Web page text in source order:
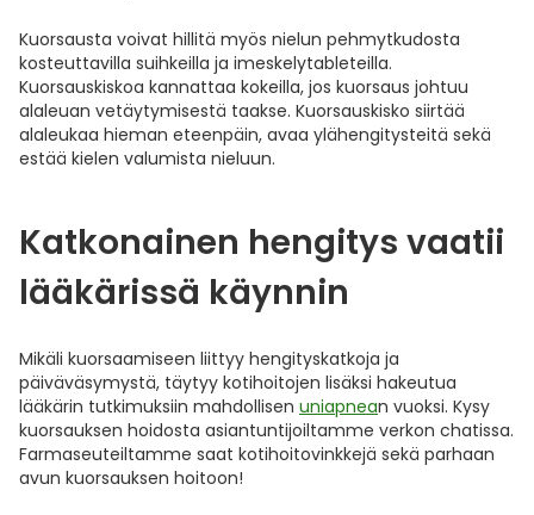
Kuorsausta voivat hillitä myös nielun pehmytkudosta
kosteuttavilla suihkeilla ja imeskelytableteilla.
Kuorsauskiskoa kannattaa kokeilla, jos kuorsaus johtuu
alaleuan vetäytymisestä taakse. Kuorsauskisko siirtää
alaleukaa hieman eteenpäin, avaa ylähengitysteitä sekä
estää kielen valumista nieluun.
Katkonainen hengitys vaatii
lääkärissä käynnin
Mikäli kuorsaamiseen liittyy hengityskatkoja ja
päiväväsymystä, täytyy kotihoitojen lisäksi hakeutua
lääkärin tutkimuksiin mahdollisen uniapnean vuoksi. Kysy
kuorsauksen hoidosta asiantuntijoiltamme verkon chatissa.
Farmaseuteiltamme saat kotihoitovinkkejä sekä parhaan
avun kuorsauksen hoitoon!